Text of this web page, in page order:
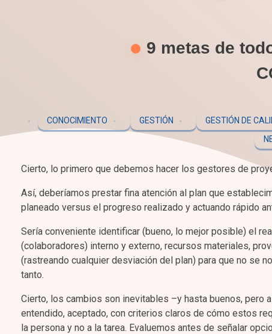
9 metas de
CONOCIMIENTO
GESTIÓN GESTIÓN DE
Cierto, lo primero que debemos hacer los gestores de
Así, deberíamos prestar fina atención al plan que
planeado versus el progreso realizado y actuando rápido
Sería conveniente identificar (bueno, lo mejor posible) el
(colaboradores) interno y externo, recursos materiales,
(rastreando cualquier desviación del plan) para que no se
tanto.
Cierto, los cambios son inevitables –y hasta buenos, pero
entendido, aceptado, con criterios claros de cómo estos
la persona y no a la tarea. Evaluemos antes de señalar